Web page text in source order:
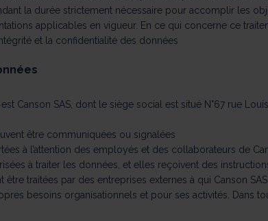
la durée strictement nécessaire pour accomplir les
applicables en vigueur. En ce qui concerne ce
et la confidentialité des données
Canson SAS, dont le siège social est situé N°67 rue
être communiquées ou signalées
à l’attention des employés et des collaborateurs de
à traiter les données, et elles reçoivent des
traitées par des entreprises externes à qui Canson
besoins organisationnels et pour ses activités. Dans